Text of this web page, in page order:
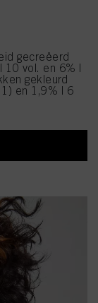
gecreëerd
10 vol. en 6% |
gekleurd
en 1,9% | 6